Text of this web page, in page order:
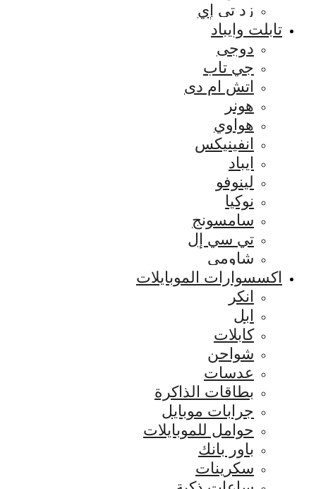
زد تي إي
تابلت وايباد
دوجى
جي تاب
اتش ام دى
هونر
هواوي
انفينيكس
ايباد
لينوفو
نوكيا
سامسونج
تي سي إل
شاومي
اكسسوارات الموبايلات
انكر
ابل
كابلات
شواحن
عدسات
بطاقات الذاكرة
جرابات موبايل
حوامل للموبايلات
باور بانك
سكرينات